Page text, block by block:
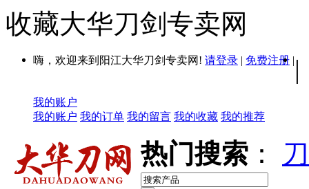
收藏大华刀剑专卖网
嗨，欢迎来到阳江大华刀剑专卖网! 请登录 | 免费注册 | |
我的账户
我的账户 我的订单 我的留言 我的收藏 我的推荐
热门搜索 ：